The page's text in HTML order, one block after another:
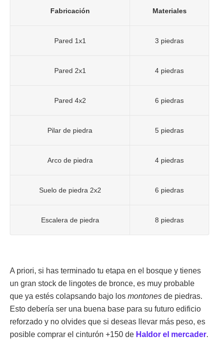
Fabricación Materiales
Pared 1x1 3 piedras
Pared 2x1 4 piedras
Pared 4x2 6 piedras
Pilar de piedra 5 piedras
Arco de piedra 4 piedras
Suelo de piedra 2x2 6 piedras
Escalera de piedra 8 piedras
A priori, si has terminado tu etapa en el bosque y tienes
un gran stock de lingotes de bronce, es muy probable
que ya estés colapsando bajo los montones de piedras.
Esto debería ser una buena base para su futuro edificio
reforzado y no olvides que si deseas llevar más peso, es
posible comprar el cinturón +150 de Haldor el mercader.